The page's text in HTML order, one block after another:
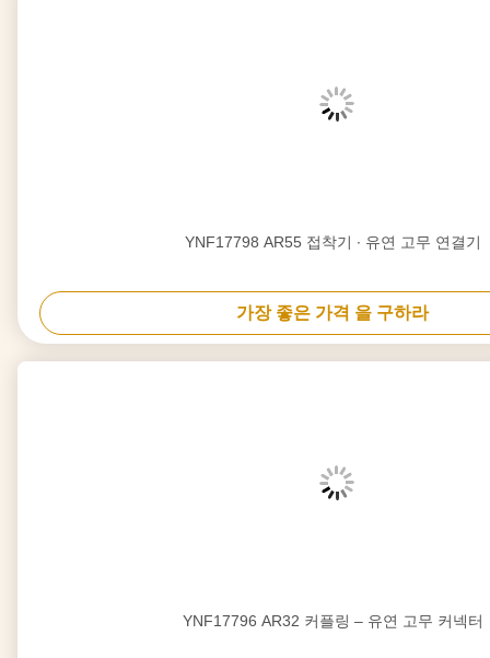
YNF17798 AR55 접착기 ∙ 유연 고무 연결기
가장 좋은 가격 을 구하라
YNF17796 AR32 커플링 – 유연 고무 커넥터